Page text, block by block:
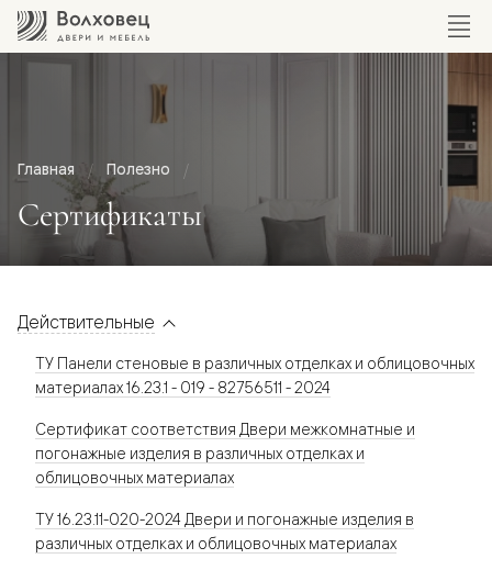
Главная Полезно
Сертификаты
Действительные
ТУ Панели стеновые в различных отделках и облицовочных
материалах 16.23.1 - 019 - 82756511 - 2024
Сертификат соответствия Двери межкомнатные и
погонажные изделия в различных отделках и
облицовочных материалах
ТУ 16.23.11-020-2024 Двери и погонажные изделия в
различных отделках и облицовочных материалах